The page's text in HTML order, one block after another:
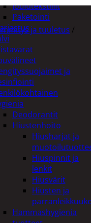
Joulutekstiilit
Paketointi
ja
Deodorantit
Hiustenhoito
Hiusharjat ja
Hiuspinnit ja
lenkit
Hiusvärit
Hiusten ja
Hammashygienia
ja tuuletus /